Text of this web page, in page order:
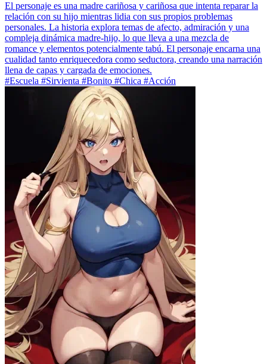
El personaje es una madre cariñosa y cariñosa que intenta reparar la
relación con su hijo mientras lidia con sus propios problemas
personales. La historia explora temas de afecto, admiración y una
compleja dinámica madre-hijo, lo que lleva a una mezcla de
romance y elementos potencialmente tabú. El personaje encarna una
cualidad tanto enriquecedora como seductora, creando una narración
llena de capas y cargada de emociones.
#Escuela #Sirvienta #Bonito #Chica #Acción